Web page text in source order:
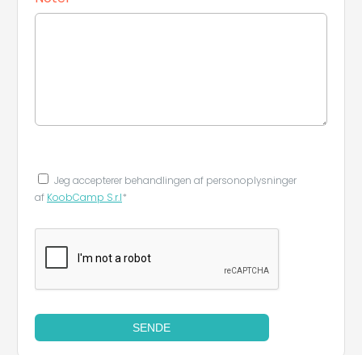
Jeg accepterer behandlingen af ​​personoplysninger
af KoobCamp S.r.l*
SENDE